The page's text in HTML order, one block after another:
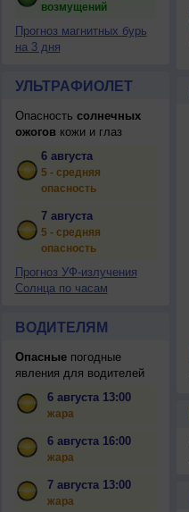
возмущений
Прогноз магнитных бурь
на 3 дня
УЛЬТРАФИОЛЕТ
Опасность солнечных
ожоговкожи и глаз
6 августа
5 - средняя
опасность
7 августа
5 - средняя
опасность
Прогноз УФ-излучения
Солнца по часам
ВОДИТЕЛЯМ
Опасныепогодные
явления для водителей
6 августа 13:00
жара
6 августа 16:00
жара
7 августа 13:00
жара